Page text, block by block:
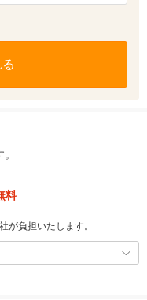
料
が負担いたします。